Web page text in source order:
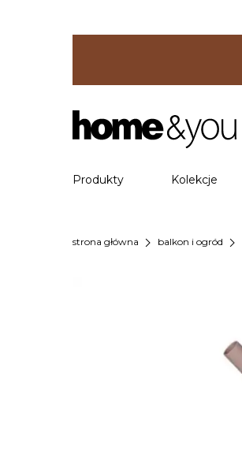
Produkty Kolekcje
strona główna chevron_right balkon i ogród chevron_right